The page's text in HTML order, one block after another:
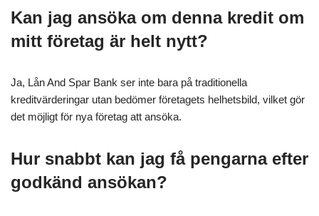
Kan jag ansöka om denna kredit om
mitt företag är helt nytt?
Ja, Lån And Spar Bank ser inte bara på traditionella
kreditvärderingar utan bedömer företagets helhetsbild, vilket gör
det möjligt för nya företag att ansöka.
Hur snabbt kan jag få pengarna efter
godkänd ansökan?